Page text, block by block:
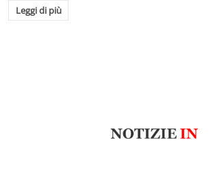
Leggi di più